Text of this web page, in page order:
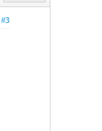
#3